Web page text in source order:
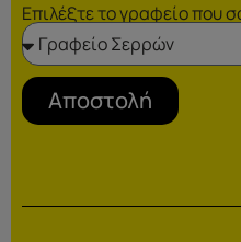
Επιλέξτε το γραφείο που
Αποστολή